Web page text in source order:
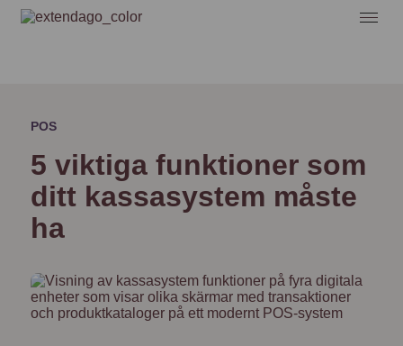
POS
5 viktiga funktioner som
ditt kassasystem måste
ha